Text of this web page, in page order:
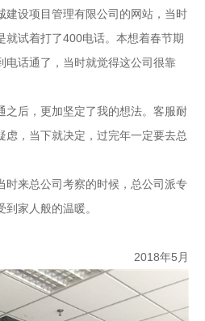
建设项目管理有限公司的网站，当时
就试着打了400电话。本想着春节期
电话通了，当时就觉得这公司很靠
之后，更加坚定了我的想法。客服耐
虑，当下就决定，过完年一定要去总
时来总公司考察的时候，总公司派专
家人般的温暖。
2018年5月